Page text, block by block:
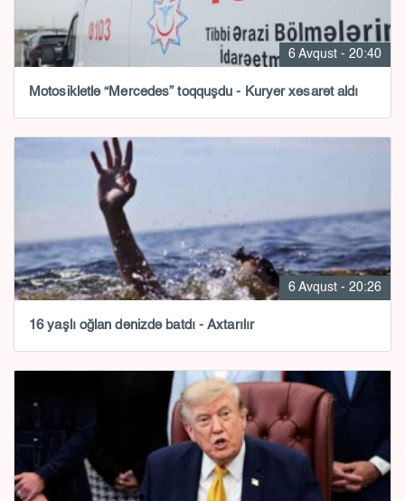
6 Avqust - 20:40
Motosikletlə “Mercedes” toqquşdu - Kuryer xəsarət aldı
6 Avqust - 20:26
16 yaşlı oğlan dənizdə batdı - Axtarılır